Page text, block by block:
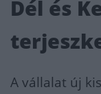
Dél és
A vállalat új